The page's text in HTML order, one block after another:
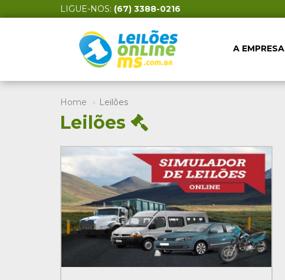
LIGUE-NOS: (67) 3388-0216
A EMPRESA
Home Leilões
Leilões